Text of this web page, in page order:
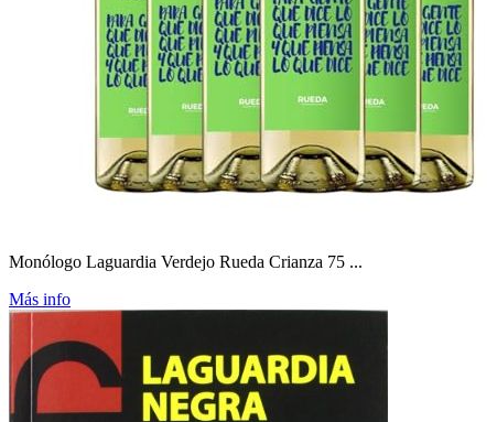
Monólogo Laguardia Verdejo Rueda Crianza 75 ...
Más info